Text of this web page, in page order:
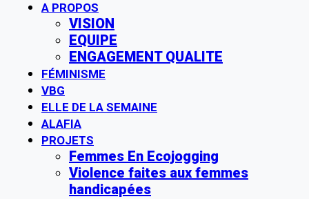
A PROPOS
VISION
EQUIPE
ENGAGEMENT QUALITE
FÉMINISME
VBG
ELLE DE LA SEMAINE
ALAFIA
PROJETS
Femmes En Ecojogging
Violence faites aux femmes
handicapées